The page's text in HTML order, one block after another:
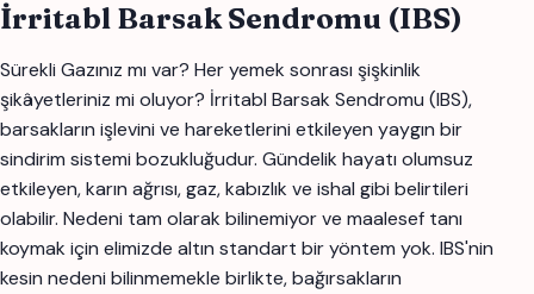
İrritabl Barsak Sendromu (IBS)
Sürekli Gazınız mı var? Her yemek sonrası şişkinlik
şikâyetleriniz mi oluyor? İrritabl Barsak Sendromu (IBS),
barsakların işlevini ve hareketlerini etkileyen yaygın bir
sindirim sistemi bozukluğudur. Gündelik hayatı olumsuz
etkileyen, karın ağrısı, gaz, kabızlık ve ishal gibi belirtileri
olabilir. Nedeni tam olarak bilinemiyor ve maalesef tanı
koymak için elimizde altın standart bir yöntem yok. IBS'nin
kesin nedeni bilinmemekle birlikte, bağırsakların